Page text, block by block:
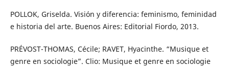
POLLOK, Griselda. Visión y diferencia: feminismo, feminidad
e historia del arte. Buenos Aires: Editorial Fiordo, 2013.
PRÉVOST-THOMAS, Cécile; RAVET, Hyacinthe. “Musique et
genre en sociologie”. Clio: Musique et genre en sociologie